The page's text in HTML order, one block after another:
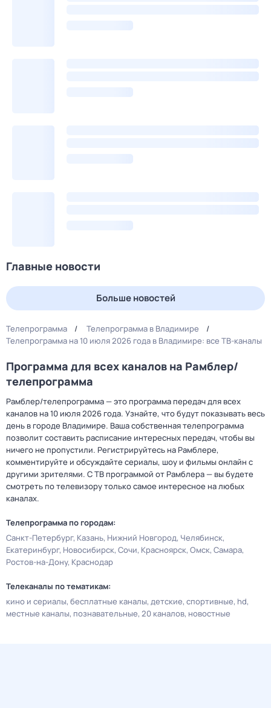
Главные новости
Больше новостей
Телепрограмма
Телепрограмма в Владимире
Телепрограмма на 10 июля 2026 года в Владимире: все ТВ-каналы
Программа для всех каналов на Рамблер/
телепрограмма
Рамблер/телепрограмма — это программа передач для всех
каналов на 10 июля 2026 года. Узнайте, что будут показывать весь
день в городе Владимире. Ваша собственная телепрограмма
позволит составить расписание интересных передач, чтобы вы
ничего не пропустили. Регистрируйтесь на Рамблере,
комментируйте и обсуждайте сериалы, шоу и фильмы онлайн с
другими зрителями. С ТВ программой от Рамблера — вы будете
смотреть по телевизору только самое интересное на любых
каналах.
Телепрограмма по городам:
Санкт-Петербург Казань Нижний Новгород Челябинск
Екатеринбург Новосибирск Сочи Красноярск Омск Самара
Ростов-на-Дону Краснодар
Телеканалы по тематикам:
кино и сериалы бесплатные каналы детские спортивные hd
местные каналы познавательные 20 каналов новостные